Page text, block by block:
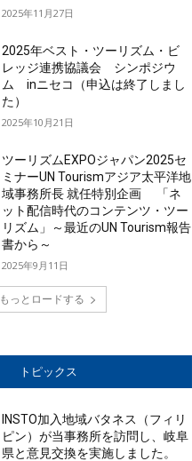
2025年11月27日
2025年ベスト・ツーリズム・ビ
レッジ連携協議会 シンポジウ
ム inニセコ（申込は終了しまし
た）
2025年10月21日
ツーリズムEXPOジャパン2025セ
ミナーUN Tourismアジア太平洋地
域事務所長 就任特別企画 「ネ
ット配信時代のコンテンツ・ツー
リズム」～最近のUN Tourism報告
書から～
2025年9月11日
もっとロードする
トピックス
INSTO加入地域バタネス（フィリ
ピン）が当事務所を訪問し、岐阜
県と意見交換を実施しました。